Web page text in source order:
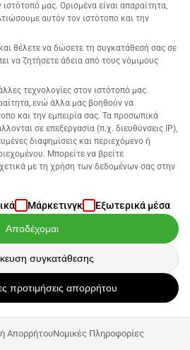
να παρέχετε
συσκευασίες και να
δικό σας λογότυπο στο
ιδιωτικού σήματος στο
πολύ λιγότερο για το
πωλώντας ένα προϊόν της
συνήθως ο μόνος πωλητής στη
(εκτός αν αδειοδοτήσει
μάρκα του). Όταν έχουν
στη σελίδα τους και έχουν
του, είναι πολύ πιθανό
από αυτόν τον πωλητή.
μας. Ορισμένα είναι απαραίτητα,
αυτόν τον ιστότοπο και την
θέλετε να δώσετε τη συγκατάθεσή σας σε
να ζητήσετε άδεια από τους νόμιμους
τεχνολογίες στον ιστότοπό μας.
ενώ άλλα μας βοηθούν να
και την εμπειρία σας. Τα προσωπικά
σε επεξεργασία (π.χ. διευθύνσεις IP),
διαφημίσεις και περιεχόμενο ή
Μπορείτε να βρείτε
με τη χρήση των δεδομένων σας στην
Μάρκετινγκ Εξωτερικά μέσα
Αποδέχομαι
συγκατάθεσης
προτιμήσεις απορρήτου
ΑπορρήτουΝομικές Πληροφορίες